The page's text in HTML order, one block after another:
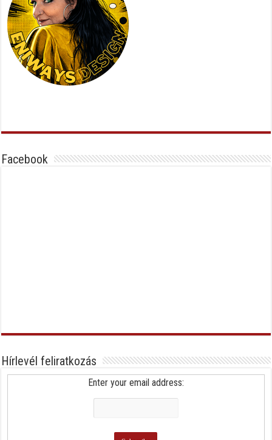
Facebook
Hírlevél feliratkozás
Enter your email address: